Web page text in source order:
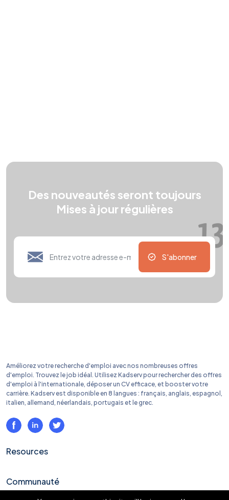
Des nouveautés seront toujours
Mises à jour régulières
S'abonner
Améliorez votre recherche d'emploi avec nos nombreuses offres
d'emploi. Trouvez le job idéal. Utilisez Kadserv pour rechercher des offres
d'emploi à l'internationale, déposer un CV efficace, et booster votre
carrière. Kadserv est disponible en 8 langues : français, anglais, espagnol,
italien, allemand, néerlandais, portugais et le grec.
Resources
Communauté